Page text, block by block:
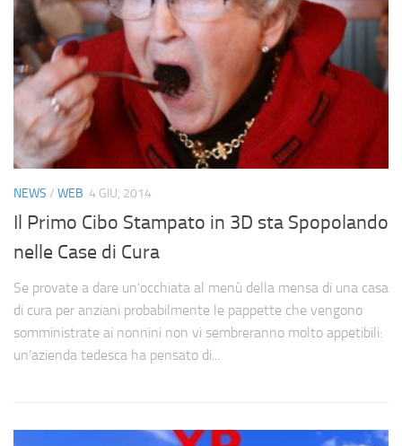
NEWS / WEB 4 GIU, 2014
Il Primo Cibo Stampato in 3D sta Spopolando
nelle Case di Cura
Se provate a dare un’occhiata al menù della mensa di una casa
di cura per anziani probabilmente le pappette che vengono
somministrate ai nonnini non vi sembreranno molto appetibili:
un’azienda tedesca ha pensato di...